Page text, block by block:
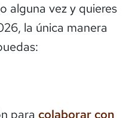
alguna vez y quieres
la única manera
para colaborar con